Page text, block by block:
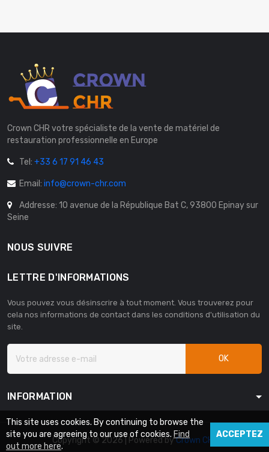
Crown CHR votre spécialiste de la vente de matériel de
restauration professionnelle en Europe
Tel: +33 6 17 91 46 43
Email: info@crown-chr.com
Addresse: 10 avenue de la République Bat C, 93800 Epinay sur
Seine
NOUS SUIVRE
LETTRE D'INFORMATIONS
Vous pouvez vous désinscrire à tout moment. Vous trouverez pour
cela nos informations de contact dans les conditions d'utilisation du
site.
OK
INFORMATION
Copyright © 2026 | Powered byCrown CHR
This site uses cookies. By continuing to browse the
site you are agreeing to our use of cookies. Find
out more here.
ACCEPTEZ